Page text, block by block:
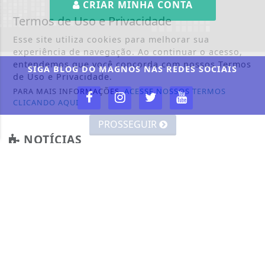
CRIAR MINHA CONTA
SIGABLOG DO MAGNOSNAS REDES SOCIAIS
NOTÍCIAS
Termos de Uso e Privacidade
Esse site utiliza cookies para melhorar sua
experiência de navegação. Ao continuar o acesso,
entendemos que você concorda com nossos Termos
de Uso e Privacidade.
PARA MAIS INFORMAÇÕES,ACESSE NOSSOS TERMOS
CLICANDO AQUI
PROSSEGUIR